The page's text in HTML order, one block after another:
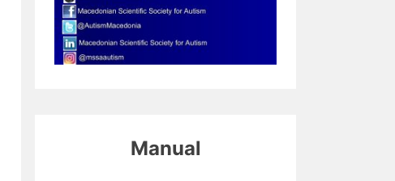
Manual